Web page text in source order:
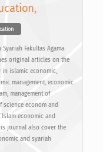
Syariah Fakultas Agama
original articles on the
in islamic economic,
management, economic
management of
econom and
economic and
journal also cover the
and syariah